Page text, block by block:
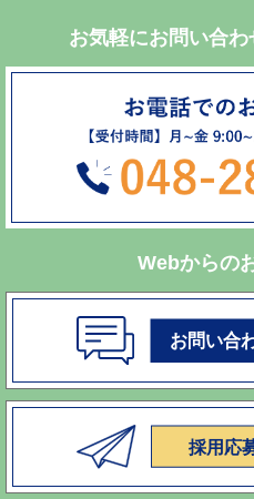
お気軽にお問い合
Webからの